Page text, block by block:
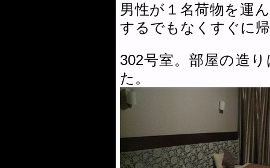
男性が１名荷物を運
するでもなくすぐに
302号室。部屋の造
た。